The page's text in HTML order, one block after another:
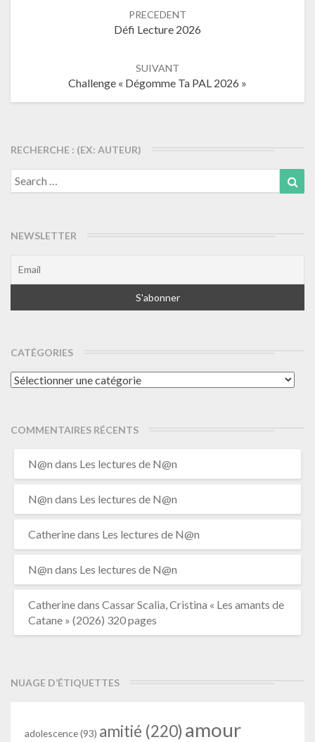
PRECEDENT
Défi Lecture 2026
SUIVANT
Challenge « Dégomme Ta PAL 2026 »
RECHERCHE : (EX: AUTEUR)
Search
for:
NEWSLETTER
CATÉGORIES
Catégories
COMMENTAIRES RÉCENTS
N@n dans Les lectures de N@n
N@n dans Les lectures de N@n
Catherinedans Les lectures de N@n
N@n dans Les lectures de N@n
Catherinedans Cassar Scalia, Cristina « Les amants de
Catane » (2026) 320 pages
NUAGE D’ÉTIQUETTES
adolescence(93) amitié (220) amour